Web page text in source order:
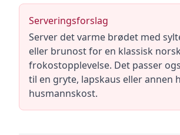
Serveringsforslag
Server det varme brødet med
eller brunost for en klassisk norsk
frokostopplevelse. Det passer
til en gryte, lapskaus eller annen
husmannskost.